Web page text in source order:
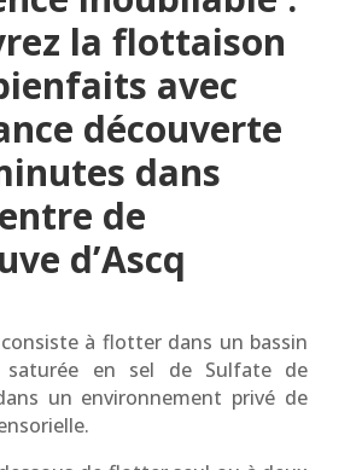
la flottaison
avec
découverte
dans
de
d’Ascq
à flotter dans un bassin
saturée en sel de Sulfate de
un environnement privé de